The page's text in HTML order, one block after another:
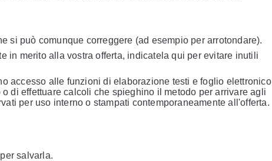
si può comunque correggere (ad esempio per arrotondare).
in merito alla vostra offerta, indicatela qui per evitare inutili
accesso alle funzioni di elaborazione testi e foglio elettronico
di effettuare calcoli che spieghino il metodo per arrivare agli
per uso interno o stampati contemporaneamente all'offerta.
salvarla.